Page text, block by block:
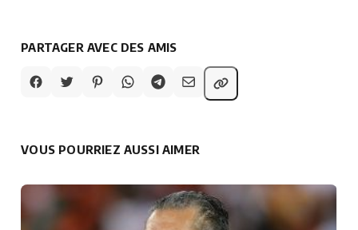
PARTAGER AVEC DES AMIS
VOUS POURRIEZ AUSSI AIMER